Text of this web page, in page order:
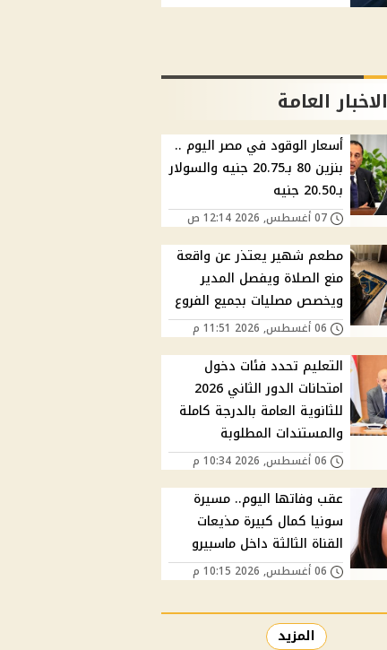
الاخبار العامة
أسعار الوقود في مصر اليوم ..
بنزين 80 بـ20.75 جنيه والسولار
بـ20.50 جنيه
07 أغسطس, 2026 12:14 ص
مطعم شهير يعتذر عن واقعة
منع الصلاة ويفصل المدير
ويخصص مصليات بجميع الفروع
06 أغسطس, 2026 11:51 م
التعليم تحدد فئات دخول
امتحانات الدور الثاني 2026
للثانوية العامة بالدرجة كاملة
والمستندات المطلوبة
06 أغسطس, 2026 10:34 م
عقب وفاتها اليوم.. مسيرة
سونيا كمال كبيرة مذيعات
القناة الثالثة داخل ماسبيرو
06 أغسطس, 2026 10:15 م
المزيد